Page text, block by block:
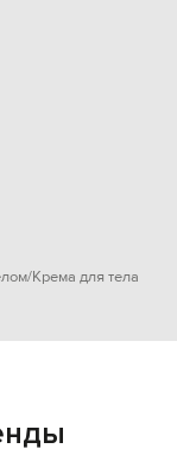
Крема для тела